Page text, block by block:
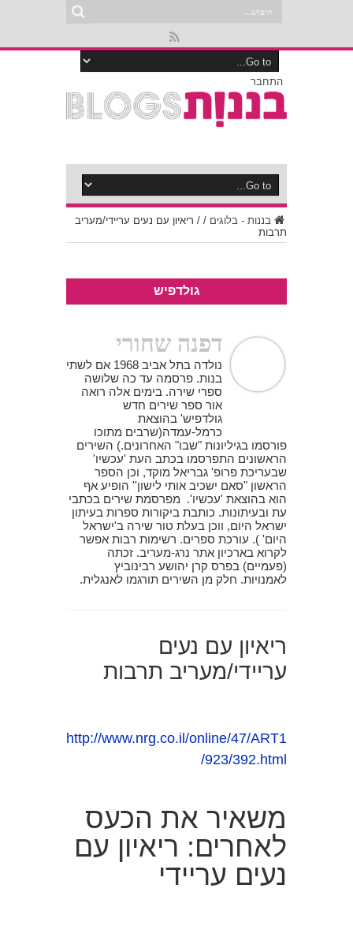
התחבר
בננות - בלוגים /
/ ריאיון עם נעים עריידי/מעריב
תרבות
גולדפיש
דפנה שחורי
נולדה בתל אביב 1968 אם לשתי
בנות. פרסמה עד כה שלושה
ספרי שירה. בימים אלה רואה
אור ספר שירים חדש
גולדפיש' בהוצאת
כרמל-עמדה(שרבים מתוכו
פורסמו בגיליונות "שבו" האחרונים.) השירים
הראשונים התפרסמו בכתב העת 'עכשיו'
שבעריכת פרופ' גבריאל מוקד, וכן הספר
הראשון "סאם ישכיב אותי לישון'' הופיע אף
הוא בהוצאת 'עכשיו'. מפרסמת שירים בכתבי
עת ובעיתונות. כותבת ביקורות ספרות בעיתון
ישראל היום, ווכן בעלת טור שירה ב'ישראל
היום' ). עורכת ספרים. רשימות רבות אפשר
לקרוא בארכיון אתר נרג-מעריב. זכתה
(פעמיים) בפרס קרן יהושע רבינוביץ
לאמנויות. חלק מן השירים תורגמו לאנגלית.
ריאיון עם נעים
עריידי/מעריב תרבות
http://www.nrg.co.il/online/47/ART1
/923/392.html
משאיר את הכעס
לאחרים: ריאיון עם
נעים עריידי